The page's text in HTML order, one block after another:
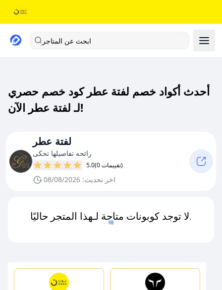
ابحث عن المتاجر
أحدث أكواد خصم لفتة عطر كود خصم حصري
لـ لفتة عطر الآن!
لفتة عطر
رائحه تفاصيلها تحكى
5.0 (0 تقييمات)
اخر تحديث: 08/08/2026
لا توجد كوبونات متاحة لـهذا المتجر حاليًا.